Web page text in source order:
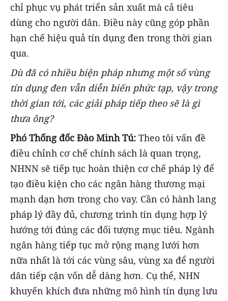
chỉ phục vụ phát triển sản xuất mà cả tiêu
dùng cho người dân. Điều này cũng góp phần
hạn chế hiệu quả tín dụng đen trong thời gian
qua.
Dù đã có nhiều biện pháp nhưng một số vùng
tín dụng đen vẫn diễn biến phức tạp, vậy trong
thời gian tới, các giải pháp tiếp theo sẽ là gì
thưa ông?
Phó Thống đốc Đào Minh Tú: Theo tôi vấn đề
điều chỉnh cơ chế chính sách là quan trọng,
NHNN sẽ tiếp tục hoàn thiện cơ chế pháp lý để
tạo điều kiện cho các ngân hàng thương mại
mạnh dạn hơn trong cho vay. Cần có hành lang
pháp lý đầy đủ, chương trình tín dụng hợp lý
hướng tới đúng các đối tượng mục tiêu. Ngành
ngân hàng tiếp tục mở rộng mạng lưới hơn
nữa nhất là tới các vùng sâu, vùng xa để người
dân tiếp cận vốn dễ dàng hơn. Cụ thể, NHN
khuyến khích đưa những mô hình tín dụng lưu